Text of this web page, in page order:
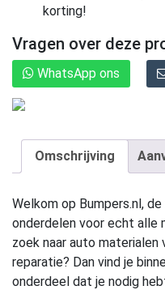
korting!
Vragen over deze
WhatsApp ons
Omschrijving
Welkom op Bumpers.nl,
onderdelen voor echt alle
zoek naar auto
reparatie? Dan vind je
onderdeel dat je nodig